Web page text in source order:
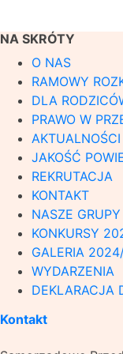
NA SKRÓTY
O NAS
RAMOWY
DLA
PRAWO W
AKTUALNOŚCI
JAKOŚĆ
REKRUTACJA
KONTAKT
NASZE
KONKURSY
GALERIA
WYDARZENIA
DEKLARACJA
Kontakt